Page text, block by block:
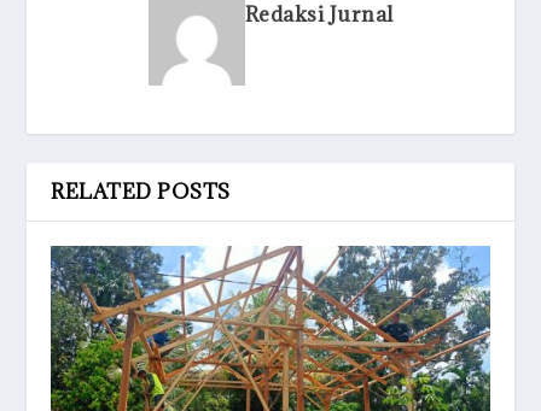
Redaksi Jurnal
RELATED POSTS